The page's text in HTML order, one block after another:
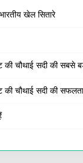
खेल सितारे
की चौथाई सदी की सबसे
की चौथाई सदी की